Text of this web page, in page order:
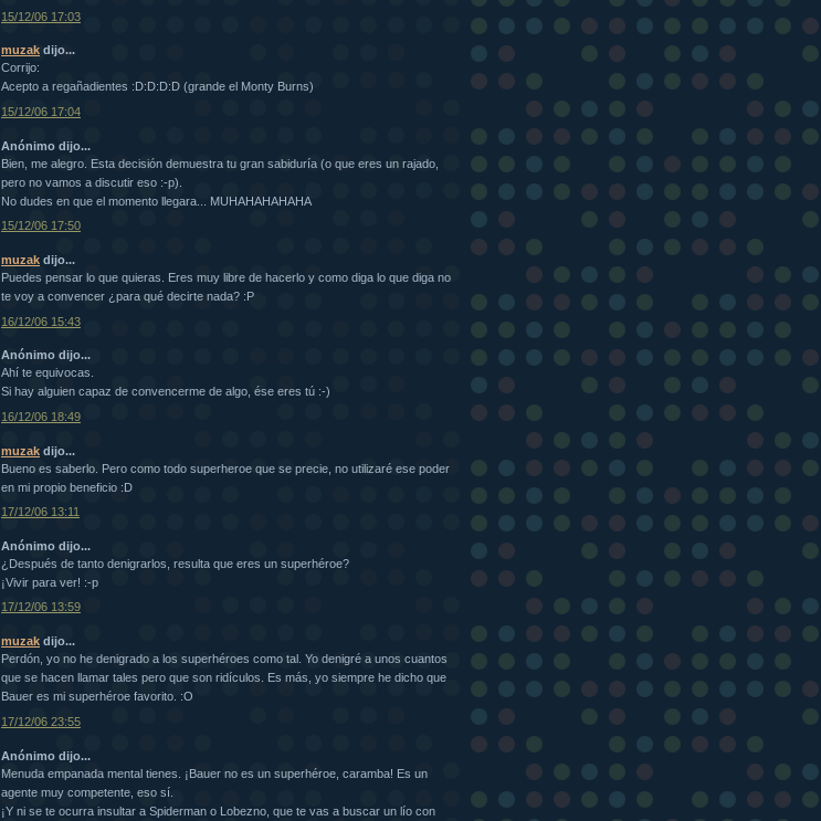
15/12/06 17:03
muzak dijo...
Corrijo:
Acepto a regañadientes :D:D:D:D (grande el Monty Burns)
15/12/06 17:04
Anónimo dijo...
Bien, me alegro. Esta decisión demuestra tu gran sabiduría (o que eres un rajado,
pero no vamos a discutir eso :-p).
No dudes en que el momento llegara... MUHAHAHAHAHA
15/12/06 17:50
muzak dijo...
Puedes pensar lo que quieras. Eres muy libre de hacerlo y como diga lo que diga no
te voy a convencer ¿para qué decirte nada? :P
16/12/06 15:43
Anónimo dijo...
Ahí te equivocas.
Si hay alguien capaz de convencerme de algo, ése eres tú :-)
16/12/06 18:49
muzak dijo...
Bueno es saberlo. Pero como todo superheroe que se precie, no utilizaré ese poder
en mi propio beneficio :D
17/12/06 13:11
Anónimo dijo...
¿Después de tanto denigrarlos, resulta que eres un superhéroe?
¡Vivir para ver! :-p
17/12/06 13:59
muzak dijo...
Perdón, yo no he denigrado a los superhéroes como tal. Yo denigré a unos cuantos
que se hacen llamar tales pero que son ridículos. Es más, yo siempre he dicho que
Bauer es mi superhéroe favorito. :O
17/12/06 23:55
Anónimo dijo...
Menuda empanada mental tienes. ¡Bauer no es un superhéroe, caramba! Es un
agente muy competente, eso sí.
¡Y ni se te ocurra insultar a Spiderman o Lobezno, que te vas a buscar un lío con